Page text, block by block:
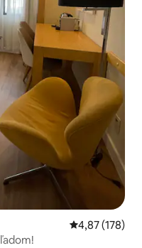
Priemerné
4,87 (178)